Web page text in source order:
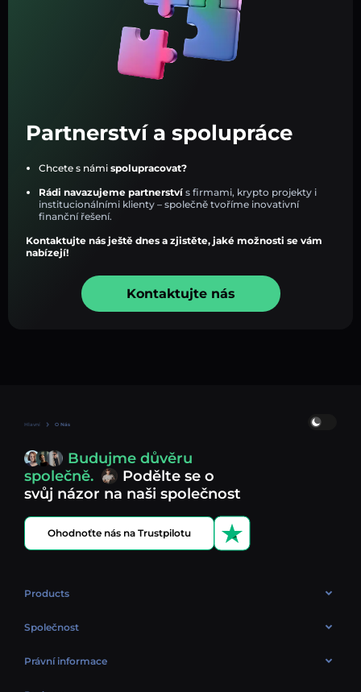
Partnerství a spolupráce
Chcete s námi spolupracovat?
Rádi navazujeme partnerství s firmami, krypto projekty i
institucionálními klienty – společně tvoříme inovativní
finanční řešení.
Kontaktujte nás ještě dnes a zjistěte, jaké možnosti se vám
nabízejí!
Kontaktujte nás
Hlavní O Nás
Budujme důvěru
společně.
Podělte se o
svůj názor na naši společnost
Ohodnoťte nás na Trustpilotu
Products
OTC
Společnost
O Nás
Právní informace
Zásady cookies